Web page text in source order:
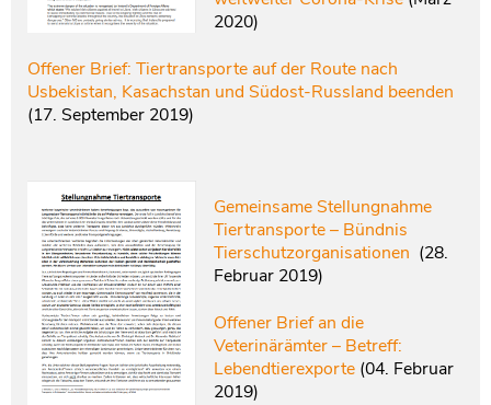
2020)
Offener Brief: Tiertransporte auf der Route nach
Usbekistan, Kasachstan und Südost-Russland beenden
(17. September 2019)
Gemeinsame Stellungnahme
Tiertransporte – Bündnis
Tierschutzorganisationen (28.
Februar 2019)
Offener Brief an die
Veterinärämter – Betreff:
Lebendtierexporte(04. Februar
2019)